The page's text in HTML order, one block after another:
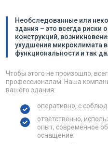
Необследованные или
здания – это всегда риски
конструкций,
ухудшения микроклимата
функциональности и так
Чтобы этого не произошло,
профессионалам. Наша
вашего здания:
оперативно, с
ответственно,
опыт, современное
оснащение;